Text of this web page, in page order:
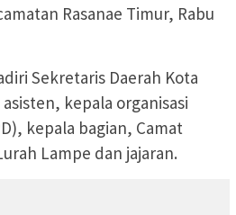
Rasanae Timur, Rabu
Sekretaris Daerah Kota
kepala organisasi
kepala bagian, Camat
Lampe dan jajaran.